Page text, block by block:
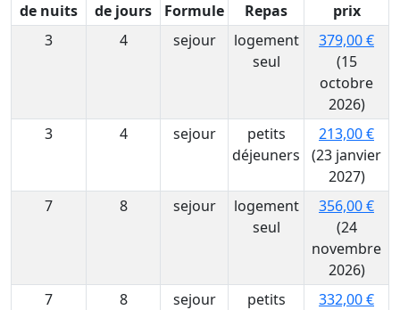
de nuits
de jours
Formule Repas
prix
3
4 sejour
logement
seul
379,00 €
(15
octobre
2026)
3
4 sejour
petits
déjeuners
213,00 €
(23 janvier
2027)
7
8 sejour
logement
seul
356,00 €
(24
novembre
2026)
7
8 sejour
petits
332,00 €